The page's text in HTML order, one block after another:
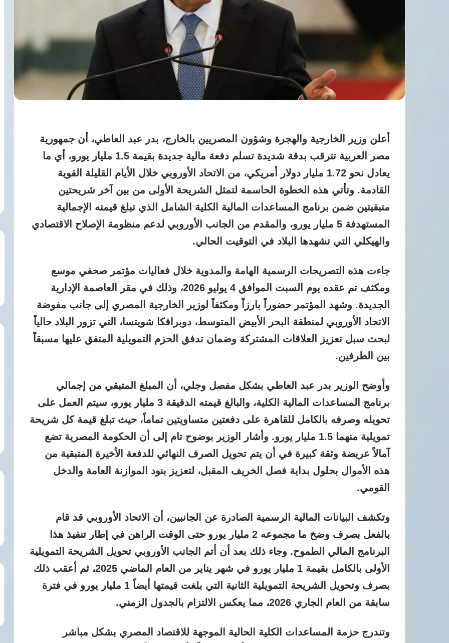
أعلن وزير الخارجية والهجرة وشؤون المصريين بالخارج، بدر عبد العاطي، أن جمهورية
مصر العربية تترقب بدقة شديدة تسلم دفعة مالية جديدة بقيمة 1.5 مليار يورو، أي ما
يعادل نحو 1.72 مليار دولار أمريكي، من الاتحاد الأوروبي خلال الأيام القليلة القوية
القادمة. وتأتي هذه الخطوة الحاسمة لتمثل الشريحة الأولى من بين آخر شريحتين
متبقيتين ضمن برنامج المساعدات المالية الكلية الشامل الذي تبلغ قيمته الإجمالية
المستهدفة 5 مليار يورو، والمقدم من الجانب الأوروبي لدعم منظومة الإصلاح الاقتصادي
والهيكلي التي تشهدها البلاد في التوقيت الحالي.
جاءت هذه التصريحات الرسمية الهامة والمدوية خلال فعاليات مؤتمر صحفي موسع
ومكثف تم عقده يوم السبت الموافق 4 يوليو 2026، وذلك في مقر العاصمة الإدارية
الجديدة. وشهد المؤتمر حضوراً بارزاً ومكثفاً لوزير الخارجية المصري إلى جانب مفوضة
الاتحاد الأوروبي لمنطقة البحر الأبيض المتوسط، دوبرافكا شويتسا، التي تزور البلاد حالياً
لبحث سبل تعزيز العلاقات المشتركة وضمان تدفق الحزم التمويلية المتفق عليها مسبقاً
بين الطرفين.
وأوضح الوزير بدر عبد العاطي بشكل مفصل وجلي، أن المبلغ المتبقي من إجمالي
برنامج المساعدات المالية الكلية، والبالغ قيمته الدقيقة 3 مليار يورو، سيتم العمل على
تحويله وصرفه بالكامل للقاهرة على دفعتين متساويتين تماماً، حيث تبلغ قيمة كل شريحة
تمويلية منهما 1.5 مليار يورو. وأشار الوزير بوضوح تام إلى أن الحكومة المصرية تضع
آمالاً عريضة وثقة كبيرة في أن يتم تحويل الصرف النهائي للدفعة الأخيرة المتبقية من
هذه الأموال بحلول بداية فصل الخريف المقبل، لتعزيز بنود الموازنة العامة والدخل
القومي.
وتكشف البيانات المالية الرسمية الصادرة عن الجانبين، أن الاتحاد الأوروبي قد قام
بالفعل بصرف وضخ ما مجموعه 2 مليار يورو حتى الوقت الراهن في إطار تنفيذ هذا
البرنامج المالي الطموح. وجاء ذلك بعد أن أتم الجانب الأوروبي تحويل الشريحة التمويلية
الأولى بالكامل بقيمة 1 مليار يورو في شهر يناير من العام الماضي 2025، ثم أعقب ذلك
بصرف وتحويل الشريحة التمويلية الثانية التي بلغت قيمتها أيضاً 1 مليار يورو في فترة
سابقة من العام الجاري 2026، مما يعكس الالتزام بالجدول الزمني.
وتندرج حزمة المساعدات الكلية الحالية الموجهة للاقتصاد المصري بشكل مباشر